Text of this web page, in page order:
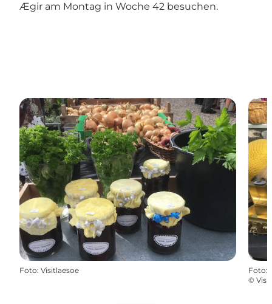
Ægir am Montag in Woche 42 besuchen.
Foto: Visitlaesoe Foto:
©